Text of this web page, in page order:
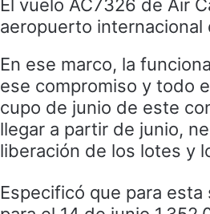
El vuelo AC7326 de Air
aeropuerto internacional
En ese marco, la
ese compromiso y todo
cupo de junio de este
llegar a partir de junio,
liberación de los lotes y
Especificó que para